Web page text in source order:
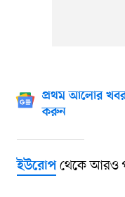
প্রথম আলোর
করুন
ইউরোপথেকে আরও